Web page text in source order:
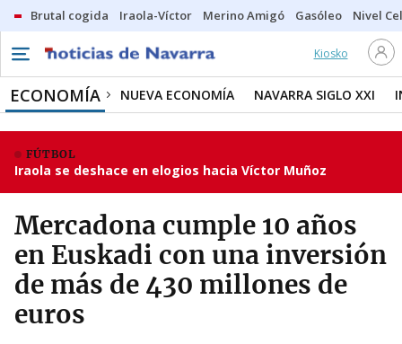
Brutal cogida Iraola-Víctor Merino Amigó Gasóleo Nivel
Kiosko
ECONOMÍA NUEVA ECONOMÍA NAVARRA SIGLO XXI
FÚTBOL
Iraola se deshace en elogios hacia Víctor Muñoz
Mercadona cumple 10 años
en Euskadi con una inversión
de más de 430 millones de
euros